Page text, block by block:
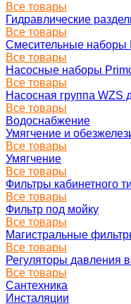
Все товары
Гидравлические
Все товары
Смесительные наборы
Все товары
Насосные наборы
Все товары
Насосная группа WZS
Все товары
Водоснабжение
Умягчение и
Все товары
Умягчение
Все товары
Фильтры кабинетного
Все товары
Фильтр под мойку
Все товары
Магистральные
Все товары
Регуляторы давления
Все товары
Сантехника
Инсталяции